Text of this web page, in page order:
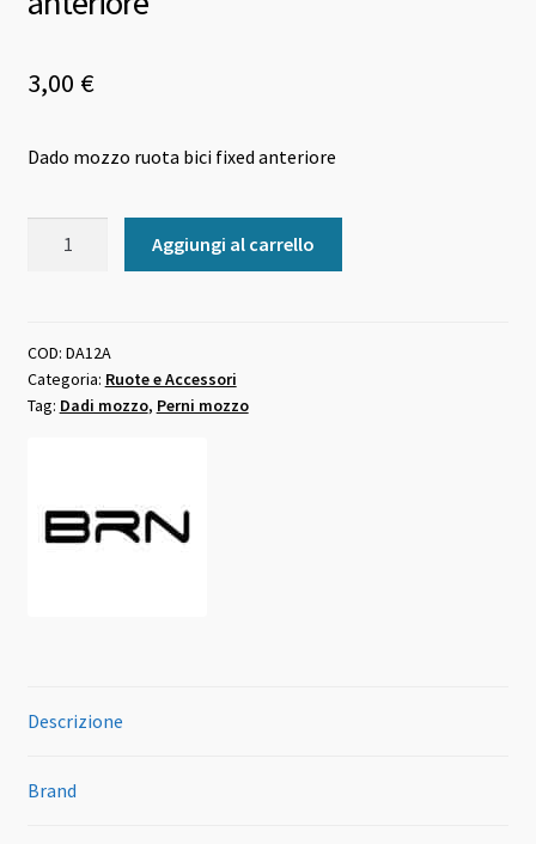
3,00 €
Dado mozzo ruota bici fixed anteriore
fixed
anteriore
quantità
Aggiungi al carrello
COD: DA12A
Categoria: Ruote e Accessori
Tag: Dadi mozzo, Perni mozzo
Descrizione
Brand